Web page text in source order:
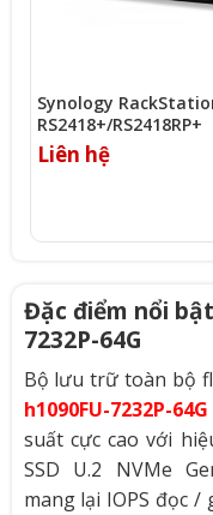
Synology
RS2418+​/​RS2418RP+
Liên hệ
Đặc điểm nổi
7232P-64G
Bộ lưu trữ toàn bộ
h1090FU-7232P-64G
suất cực cao với
SSD U.2 NVMe
mang lại IOPS đọc